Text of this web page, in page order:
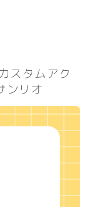
スタムアク
ンリオ